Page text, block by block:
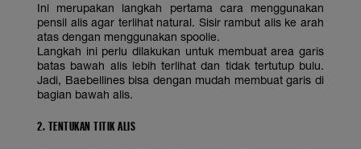
Ini merupakan langkah pertama cara menggunakan
pensil alis agar terlihat natural. Sisir rambut alis ke arah
atas dengan menggunakan spoolie.
Langkah ini perlu dilakukan untuk membuat area garis
batas bawah alis lebih terlihat dan tidak tertutup bulu.
Jadi, Baebellines bisa dengan mudah membuat garis di
bagian bawah alis.
2. TENTUKAN TITIK ALIS